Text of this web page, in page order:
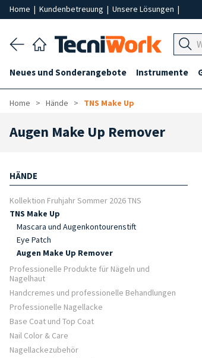
Home | Kundenbetreuung | Unsere Lösungen |
Neues und Sonderangebote Instrumente
Home Hände TNS Make Up
Augen Make Up Remover
HÄNDE
Kollektion Fruhjahr Sommer 2026 TNS
TNS Make Up
Mascara und Augenkontourenstift
Eye Patch
Augen Make Up Remover
Professionelle Produkte für Nägeln und
Nagelhaut
Handcremes und professionelle Behandlungen
Professionelle Nagellacke
Base Coat und Top Coat
Nail Color & Care
Nagellackezubehör